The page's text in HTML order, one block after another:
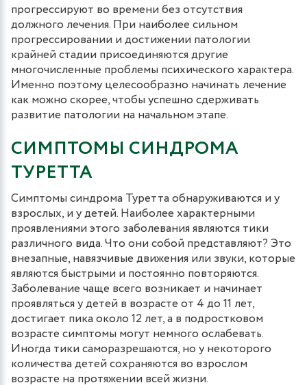
прогрессируют во времени без отсутствия
должного лечения. При наиболее сильном
прогрессировании и достижении патологии
крайней стадии присоединяются другие
многочисленные проблемы психического характера.
Именно поэтому целесообразно начинать лечение
как можно скорее, чтобы успешно сдерживать
развитие патологии на начальном этапе.
СИМПТОМЫ СИНДРОМА
ТУРЕТТА
Симптомы синдрома Туретта обнаруживаются и у
взрослых, и у детей. Наиболее характерными
проявлениями этого заболевания являются тики
различного вида. Что они собой представляют? Это
внезапные, навязчивые движения или звуки, которые
являются быстрыми и постоянно повторяются.
Заболевание чаще всего возникает и начинает
проявляться у детей в возрасте от 4 до 11 лет,
достигает пика около 12 лет, а в подростковом
возрасте симптомы могут немного ослабевать.
Иногда тики саморазрешаются, но у некоторого
количества детей сохраняются во взрослом
возрасте на протяжении всей жизни.